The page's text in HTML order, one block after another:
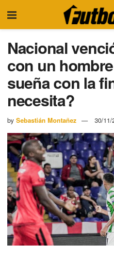
Nacional
con un
sueña con la
necesita?
by Sebastián Montañez 30/11/